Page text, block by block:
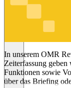
Zeiterfassung
In unserem OMR
Zeiterfassung
Funktionen sowie
über das Briefing